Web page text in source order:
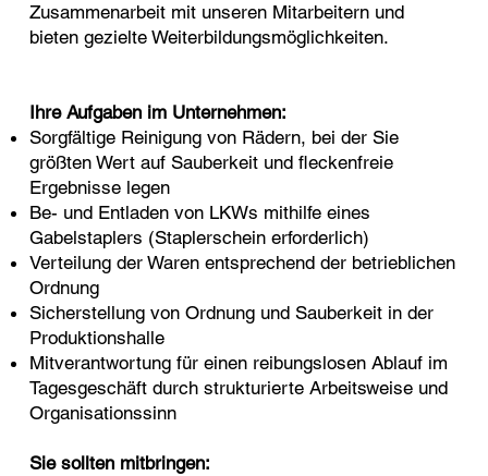
Zusammenarbeit mit unseren Mitarbeitern und
bieten gezielte Weiterbildungsmöglichkeiten.​
Ihre Aufgaben im Unternehmen:
Sorgfältige Reinigung von Rädern, bei der Sie
größten Wert auf Sauberkeit und fleckenfreie
Ergebnisse legen
Be- und Entladen von LKWs mithilfe eines
Gabelstaplers (Staplerschein erforderlich)
Verteilung der Waren entsprechend der betrieblichen
Ordnung
Sicherstellung von Ordnung und Sauberkeit in der
Produktionshalle
Mitverantwortung für einen reibungslosen Ablauf im
Tagesgeschäft durch strukturierte Arbeitsweise und
Organisationssinn
Sie sollten mitbringen: